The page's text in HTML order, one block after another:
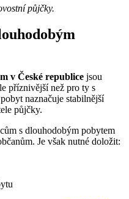
půjčky.
v České republice jsou
příznivější než pro ty s
naznačuje stabilnější
půjčky.
s dlouhodobým pobytem
Je však nutné doložit: